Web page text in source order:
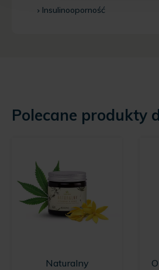
Insulinooporność
Polecane produkty
Naturalny